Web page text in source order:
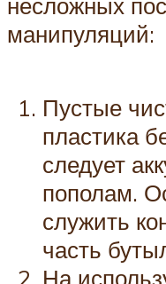
манипуляций:
Пустые
пластика
следует
пополам.
служить
часть
На